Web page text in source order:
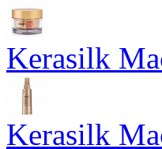
Kerasilk
Kerasilk